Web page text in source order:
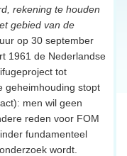
rekening te houden
gebied van de
op 30 september
1961 de Nederlandse
tot
geheimhouding stopt
men wil geen
reden voor FOM
fundamenteel
wordt.